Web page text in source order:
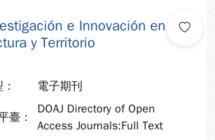
e Innovación en
y Territorio
電子期刊
臺：
DOAJ Directory of Open
Access Journals:Full Text